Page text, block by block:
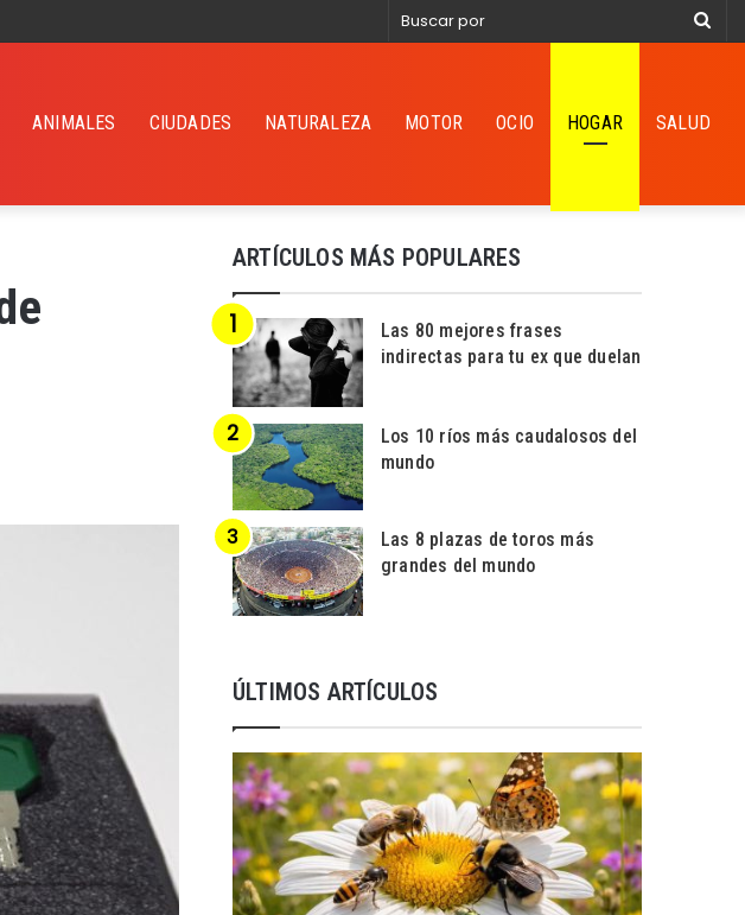
ANIMALES CIUDADES NATURALEZA MOTOR OCIO HOGAR SALUD
ARTÍCULOS MÁS POPULARES
Las 80 mejores frases
indirectas para tu ex que duelan
Los 10 ríos más caudalosos del
mundo
Las 8 plazas de toros más
grandes del mundo
ÚLTIMOS ARTÍCULOS